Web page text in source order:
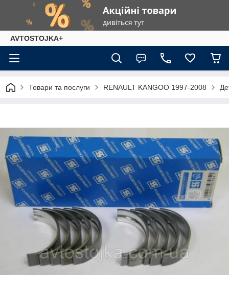
AVTOSTOJKA+
Товари та послуги RENAULT KANGOO 1997-2008